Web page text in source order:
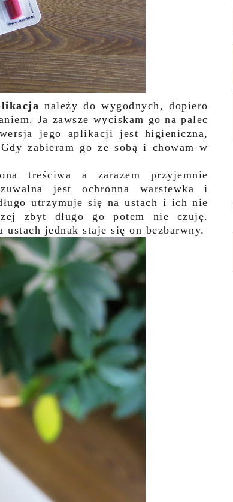
należy do wygodnych, dopiero
Ja zawsze wyciskam go na palec
jego aplikacji jest higieniczna,
zabieram go ze sobą i chowam w
treściwa a zarazem przyjemnie
jest ochronna warstewka i
utrzymuje się na ustach i ich nie
zbyt długo go potem nie czuję.
jednak staje się on bezbarwny.